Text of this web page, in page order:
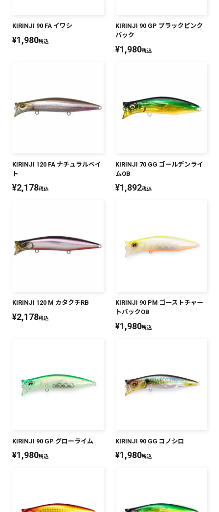
KIRINJI 90 FA イワシ
¥1,980税込
KIRINJI 90 GP ブラックピンク
バック
¥1,980税込
KIRINJI 120 FA ナチュラルベイ
ト
¥2,178税込
KIRINJI 70 GG ゴールデンライ
ムOB
¥1,892税込
KIRINJI 120 M カタクチRB
¥2,178税込
KIRINJI 90 PM ゴーストチャー
トバックOB
¥1,980税込
KIRINJI 90 GP グローライム
¥1,980税込
KIRINJI 90 GG コノシロ
¥1,980税込